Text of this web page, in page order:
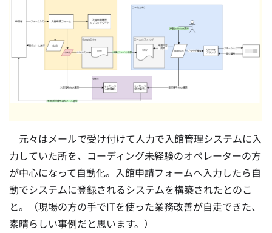
元々はメールで受け付けて人力で入館管理システムに入
力していた所を、コーディング未経験のオペレーターの方
が中心になって自動化。入館申請フォームへ入力したら自
動でシステムに登録されるシステムを構築されたとのこ
と。（現場の方の手でITを使った業務改善が自走できた、
素晴らしい事例だと思います。）